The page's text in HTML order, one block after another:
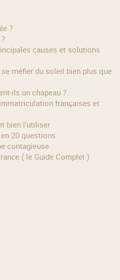
?
un chapeau ?
bien l'utiliser
en 20 questions
contagieuse
( le Guide Complet )